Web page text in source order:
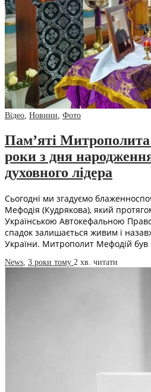
Відео, Новини, Фото
Пам’яті
роки з дня
духовного лідера
Сьогодні ми згадуємо
Мефодія (Кудрякова), який
Українською Автокефальною
спадок залишається живим і
України. Митрополит Мефодій
News, 3 роки тому 2 хв. читати